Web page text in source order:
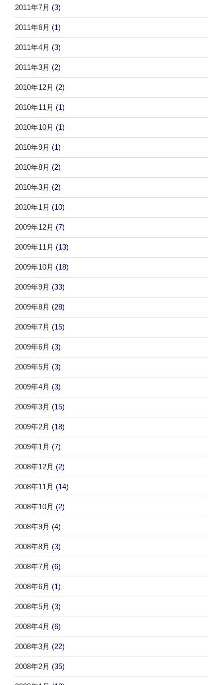
2011年7月 (3)
2011年6月 (1)
2011年4月 (3)
2011年3月 (2)
2010年12月 (2)
2010年11月 (1)
2010年10月 (1)
2010年9月 (1)
2010年8月 (2)
2010年3月 (2)
2010年1月 (10)
2009年12月 (7)
2009年11月 (13)
2009年10月 (18)
2009年9月 (33)
2009年8月 (28)
2009年7月 (15)
2009年6月 (3)
2009年5月 (3)
2009年4月 (3)
2009年3月 (15)
2009年2月 (18)
2009年1月 (7)
2008年12月 (2)
2008年11月 (14)
2008年10月 (2)
2008年9月 (4)
2008年8月 (3)
2008年7月 (6)
2008年6月 (1)
2008年5月 (3)
2008年4月 (6)
2008年3月 (22)
2008年2月 (35)